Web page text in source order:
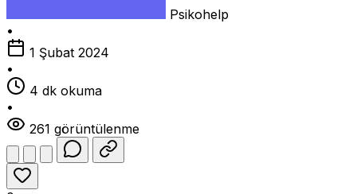
Psikohelp
•
1 Şubat 2024
•
4 dk okuma
•
261 görüntülenme